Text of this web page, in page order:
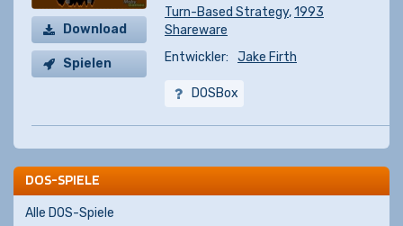
Download
Spielen
Turn-Based Strategy,1993
Shareware
Entwickler:
Jake Firth
DOSBox
DOS-SPIELE
Alle DOS-Spiele